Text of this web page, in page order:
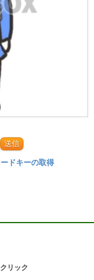
送信
ドキーの取得
リック